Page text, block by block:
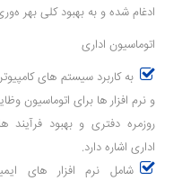
ادغام شده و به بهبود کلی بهر
اتوماسیون اداری
به کاربرد سیستم ‌های
و نرم ‌افزار ها برای اتوماسیون
روزمره دفتری و بهبود فرآیند
اداری اشاره دارد.
شامل نرم ‌افزار های